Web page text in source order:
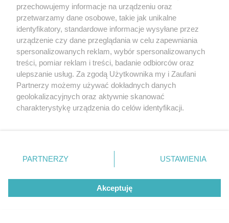
przechowujemy informacje na urządzeniu oraz
przetwarzamy dane osobowe, takie jak unikalne
identyfikatory, standardowe informacje wysyłane przez
urządzenie czy dane przeglądania w celu zapewniania
spersonalizowanych reklam, wybór spersonalizowanych
treści, pomiar reklam i treści, badanie odbiorców oraz
ulepszanie usług. Za zgodą Użytkownika my i Zaufani
Partnerzy możemy używać dokładnych danych
geolokalizacyjnych oraz aktywnie skanować
charakterystykę urządzenia do celów identyfikacji.
zmienić/wycofać klikając przycisk ustawień prywatności
znajdujący się w lewym dolnym rogu strony
rodzaje przetwarzania danych nie wymagają zgody
użytkownika, ale masz prawo sprzeciwić się takiemu
przetwarzaniu. Preferencje będą miały zastosowanie tylko
PARTNERZY USTAWIENIA
Akceptuję